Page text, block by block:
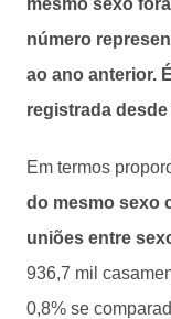
número
ao ano anterior.
registrada desde
Em termos
do mesmo sexo
uniões entre
936,7 mil
0,8% se